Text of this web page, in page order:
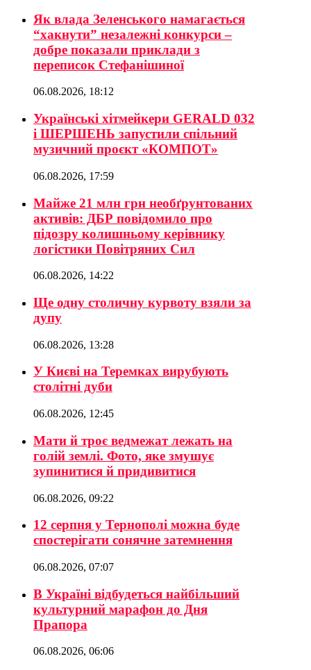
Як влада Зеленського намагається
“хакнути” незалежні конкурси –
добре показали приклади з
переписок Стефанішиної
06.08.2026, 18:12
Українські хітмейкери GERALD 032
і ШЕРШЕНЬ запустили спільний
музичний проєкт «КОМПОТ»
06.08.2026, 17:59
Майже 21 млн грн необґрунтованих
активів: ДБР повідомило про
підозру колишньому керівнику
логістики Повітряних Сил
06.08.2026, 14:22
Ще одну столичну курвоту взяли за
дупу
06.08.2026, 13:28
У Києві на Теремках вирубують
столітні дуби
06.08.2026, 12:45
Мати й троє ведмежат лежать на
голій землі. Фото, яке змушує
зупинитися й придивитися
06.08.2026, 09:22
12 серпня у Тернополі можна буде
спостерігати сонячне затемнення
06.08.2026, 07:07
В Україні відбудеться найбільший
культурний марафон до Дня
Прапора
06.08.2026, 06:06